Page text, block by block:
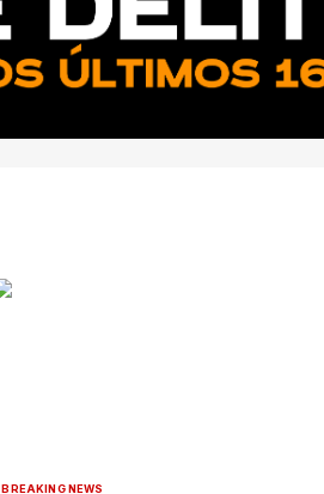
BREAKING NEWS